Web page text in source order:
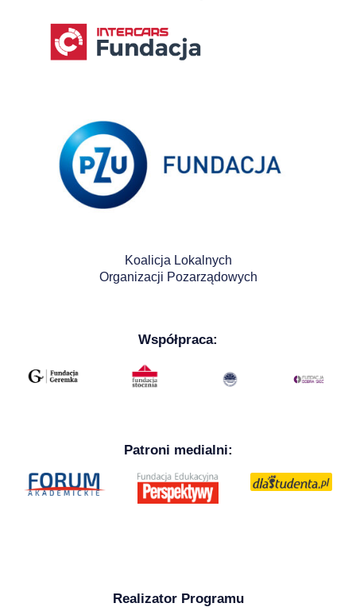
Koalicja Lokalnych
Organizacji Pozarządowych
Współpraca:
Patroni medialni:
Realizator Programu